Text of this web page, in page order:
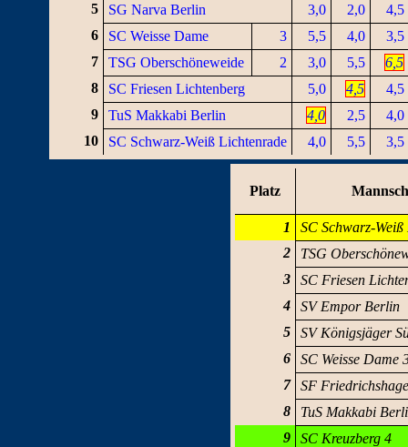
5
SG Narva Berlin 3,0 2,0
4,5
6
SC Weisse Dame 3 5,5 4,0
3,5
7
TSG Oberschöneweide 2 3,0 5,5
6,5
8
SC Friesen Lichtenberg 5,0 4,5
4,5
9
TuS Makkabi Berlin 4,0 2,5
4,0
10
SC Schwarz-Weiß Lichtenrade 4,0 5,5 3,5
Platz
1
SC Schwarz-
2
TSG
3
SC Friesen
4
SV Empor Berlin
5
SV Königsjäger
6
SC Weisse Dame
7
SF
8
TuS Makkabi
9
SC Kreuzberg 4